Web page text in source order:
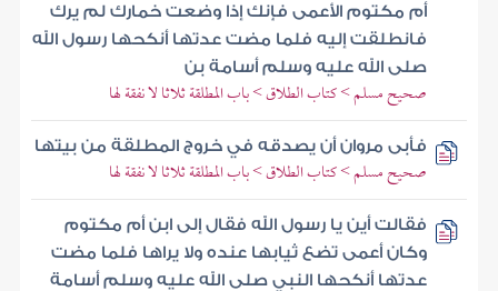
أم مكتوم الأعمى فإنك إذا وضعت خمارك لم يرك
فانطلقت إليه فلما مضت عدتها أنكحها رسول الله
صلى الله عليه وسلم أسامة بن
صحيح مسلم > كتاب الطلاق > باب المطلقة ثلاثا لا نفقة لها
فأبى مروان أن يصدقه في خروج المطلقة من بيتها
صحيح مسلم > كتاب الطلاق > باب المطلقة ثلاثا لا نفقة لها
فقالت أين يا رسول الله فقال إلى ابن أم مكتوم
وكان أعمى تضع ثيابها عنده ولا يراها فلما مضت
عدتها أنكحها النبي صلى الله عليه وسلم أسامة